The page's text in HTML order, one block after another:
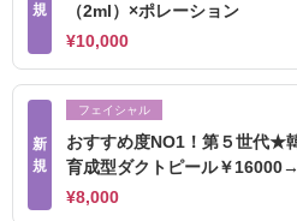
規
（2ml）×ポレーション
¥10,000
新
規
フェイシャル
おすすめ度NO1！第５世代★
育成型ダクトピール￥
¥8,000